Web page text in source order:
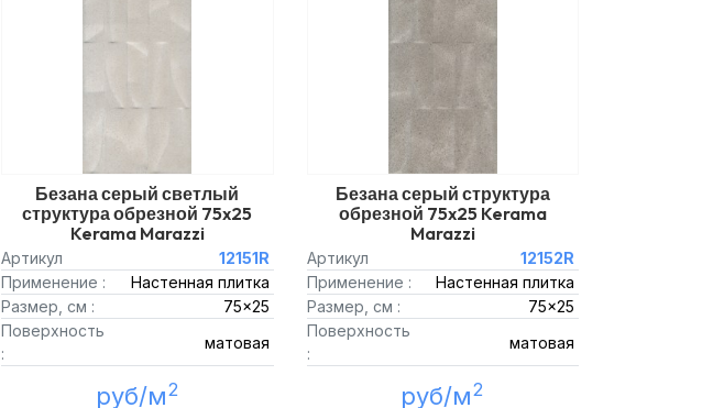
Безана серый светлый
структура обрезной 75x25
Kerama Marazzi
Артикул
12151R
Применение :
Настенная плитка
Размер, см :
75x25
Поверхность
:
матовая
руб/м2
Безана серый структура
обрезной 75x25 Kerama
Marazzi
Артикул
12152R
Применение :
Настенная плитка
Размер, см :
75x25
Поверхность
:
матовая
руб/м2